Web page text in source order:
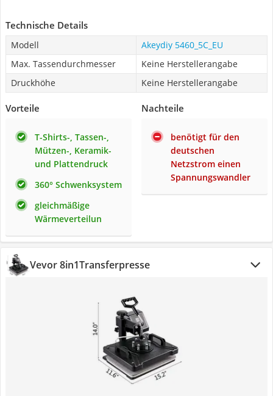
Technische Details
Modell
Akeydiy 5460_5C_EU
Max. Tassendurchmesser
Keine Herstellerangabe
Druckhöhe
Keine Herstellerangabe
Vorteile
T-Shirts-, Tassen-,
Mützen-, Keramik-
und Plattendruck
360° Schwenksystem
gleichmäßige
Wärmeverteilun
Nachteile
benötigt für den
deutschen
Netzstrom einen
Spannungswandler
Vevor ‎8in1Transferpresse